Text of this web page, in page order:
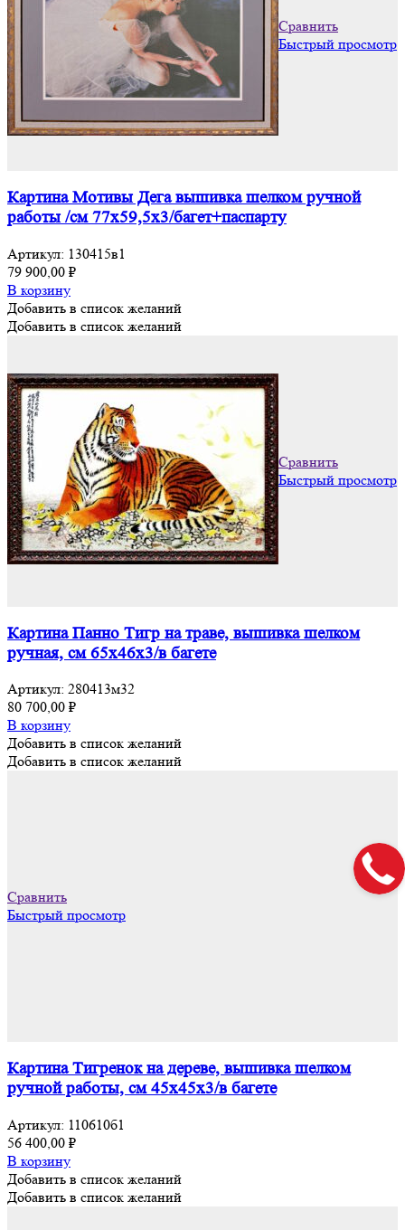
Сравнить
Быстрый просмотр
Картина Мотивы Дега вышивка шелком ручной
работы /см 77х59,5х3/багет+паспарту
Артикул: 130415в1
79 900,00 ₽
В корзину
Добавить в список желаний
Добавить в список желаний
Сравнить
Быстрый просмотр
Картина Панно Тигр на траве, вышивка шелком
ручная, см 65х46х3/в багете
Артикул: 280413м32
80 700,00 ₽
В корзину
Добавить в список желаний
Добавить в список желаний
Сравнить
Быстрый просмотр
Картина Тигренок на дереве, вышивка шелком
ручной работы, см 45х45х3/в багете
Артикул: 110610б1
56 400,00 ₽
В корзину
Добавить в список желаний
Добавить в список желаний